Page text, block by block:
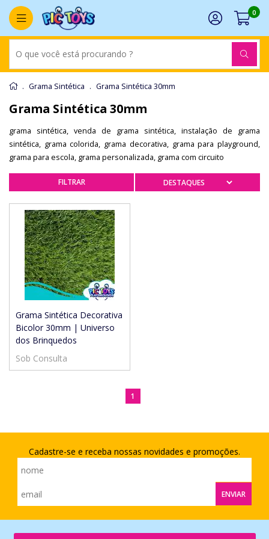
0
Grama Sintética Grama Sintética 30mm
Grama Sintética 30mm
grama sintética, venda de grama sintética, instalação de grama
sintética, grama colorida, grama decorativa, grama para playground,
grama para escola, grama personalizada, grama com circuito
Grama Sintética Decorativa
Bicolor 30mm | Universo
dos Brinquedos
Sob Consulta
1
Cadastre-se e receba nossas novidades e promoções.
ENVIAR